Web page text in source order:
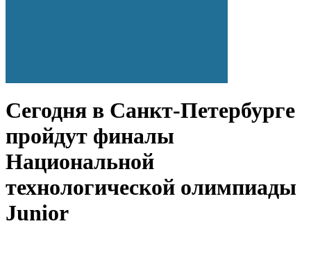
Сегодня в Санкт-Петербурге
пройдут финалы
Национальной
технологической олимпиады
Junior